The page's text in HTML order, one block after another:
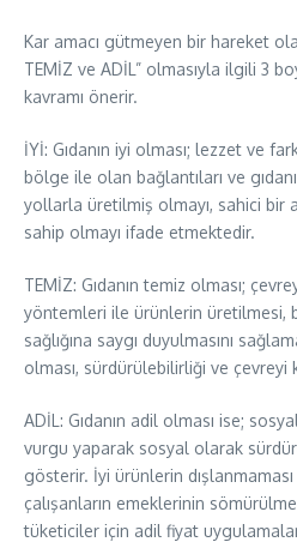
Kar amacı gütmeyen bir hareket
TEMİZ ve ADİL” olmasıyla ilgili 3
kavramı önerir.
İYİ: Gıdanın iyi olması; lezzet ve
bölge ile olan bağlantıları ve
yollarla üretilmiş olmayı, sahici bir
sahip olmayı ifade etmektedir.
TEMİZ: Gıdanın temiz olması;
yöntemleri ile ürünlerin üretilmesi,
sağlığına saygı duyulmasını
olması, sürdürülebilirliği ve çevreyi
ADİL: Gıdanın adil olması ise;
vurgu yaparak sosyal olarak
gösterir. İyi ürünlerin
çalışanların emeklerinin
tüketiciler için adil fiyat